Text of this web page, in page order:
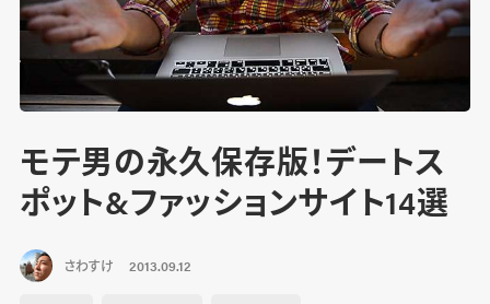
モテ男の永久保存版！デートス
ポット&ファッションサイト14選
さわすけ 2013.09.12